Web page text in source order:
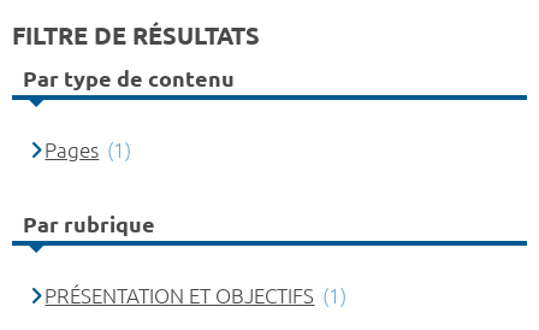
FILTRE DE RÉSULTATS
Par type de contenu
Pages (1)
Par rubrique
PRÉSENTATION ET OBJECTIFS (1)